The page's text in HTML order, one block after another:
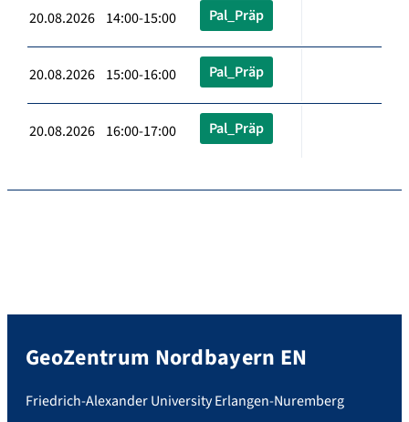
20.08.2026 14:00-15:00 Pal_Präp
20.08.2026 15:00-16:00 Pal_Präp
20.08.2026 16:00-17:00 Pal_Präp
GeoZentrum Nordbayern EN
Friedrich-Alexander University Erlangen-Nuremberg